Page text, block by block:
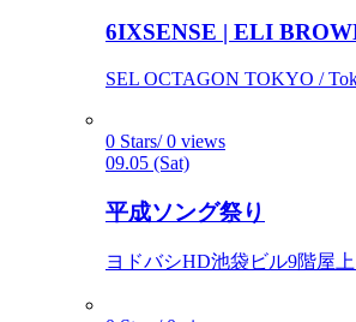
6IXSENSE | ELI
SEL OCTAGON TOKYO /
0 Stars/ 0 views
09.05 (Sat)
平成ソング祭り
ヨドバシHD池袋ビル9階屋